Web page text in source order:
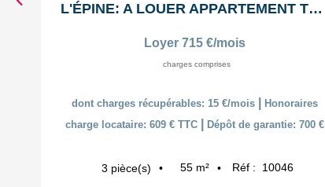
L'ÉPINE: A LOUER APPARTEMENT T3 55,38m² AVEC COUR ET PLACE...
Loyer 715 €/mois
charges comprises
dont charges récupérables: 15 €/mois
Honoraires
charge locataire: 609 € TTC
Dépôt de garantie: 700 €
3 pièce(s) 55 m² Réf : 10046